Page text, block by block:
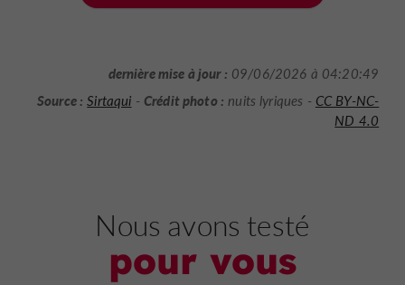
dernière mise à jour : 09/06/2026 à 04:20:49
Source : Sirtaqui - Crédit photo : nuits lyriques - CC BY-NC-
ND 4.0
Nous avons testé
pour vous